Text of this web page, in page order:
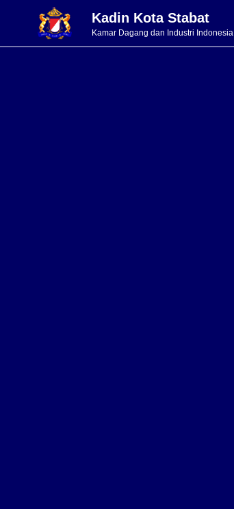
Kadin Kota Stabat
Kamar Dagang dan Industri Indonesia